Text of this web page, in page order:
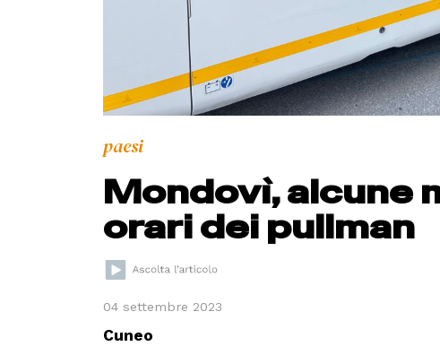
paesi
Mondovì, alcune
orari dei pullman
04 settembre 2023
Cuneo